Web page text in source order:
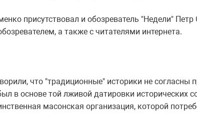
присутствовал и обозреватель "Недели"
а также с читателями интернета.
что "традиционные" историки не согласны
в основе той лживой датировки исторических
масонская организация, которой